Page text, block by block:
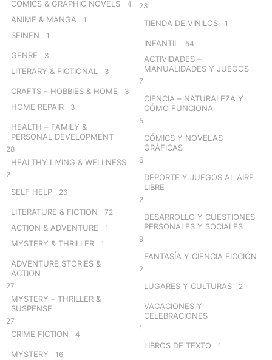
COMICS & GRAPHIC NOVELS 4
ANIME & MANGA 1
SEINEN 1
GENRE 3
LITERARY & FICTIONAL 3
CRAFTS – HOBBIES & HOME 3
HOME REPAIR 3
HEALTH – FAMILY &
PERSONAL DEVELOPMENT
28
HEALTHY LIVING & WELLNESS
2
SELF HELP 26
LITERATURE & FICTION 72
ACTION & ADVENTURE 1
MYSTERY & THRILLER 1
ADVENTURE STORIES &
ACTION
27
MYSTERY – THRILLER &
SUSPENSE
27
CRIME FICTION 4
MYSTERY 16
23
TIENDA DE VINILOS 1
INFANTIL 54
ACTIVIDADES –
MANUALIDADES Y JUEGOS
7
CIENCIA – NATURALEZA Y
CÓMO FUNCIONA
5
CÓMICS Y NOVELAS
GRÁFICAS
6
DEPORTE Y JUEGOS AL AIRE
LIBRE
2
DESARROLLO Y CUESTIONES
PERSONALES Y SOCIALES
9
FANTASÍA Y CIENCIA FICCIÓN
2
LUGARES Y CULTURAS 2
VACACIONES Y
CELEBRACIONES
1
LIBROS DE TEXTO 1